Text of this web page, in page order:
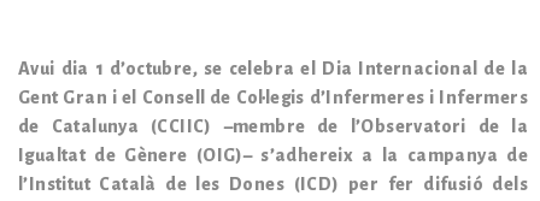
Avui dia 1 d’octubre, se celebra el Dia Internacional de la
Gent Gran i el Consell de Col·legis d’Infermeres i Infermers
de Catalunya (CCIIC) –membre de l’Observatori de la
Igualtat de Gènere (OIG)– s’adhereix a la campanya de
l’Institut Català de les Dones (ICD) per fer difusió dels